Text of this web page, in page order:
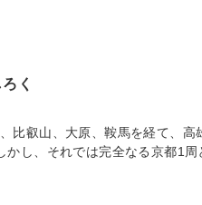
く
比叡山、大原、鞍馬を経て、高
し、それでは完全なる京都1周